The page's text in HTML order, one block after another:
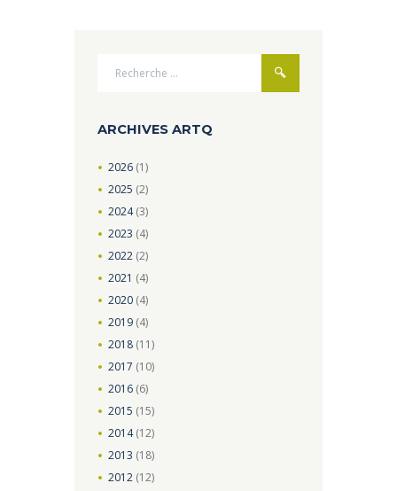
ARCHIVES ARTQ
2026 (1)
2025 (2)
2024(3)
2023 (4)
2022 (2)
2021 (4)
2020 (4)
2019 (4)
2018 (11)
2017 (10)
2016 (6)
2015 (15)
2014(12)
2013 (18)
2012 (12)